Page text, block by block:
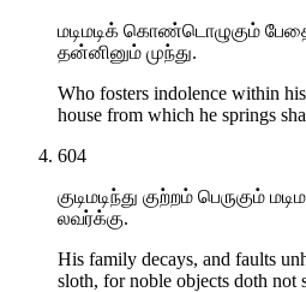
மடிமடிக் கொண்டொழுகும் பேதை
தன்னினும் முந்து.
Who fosters indolence within
house from which he springs
604
குடிமடிந்து குற்றம் பெருகும்
லவர்க்கு.
His family decays, and faults
sloth, for noble objects doth not